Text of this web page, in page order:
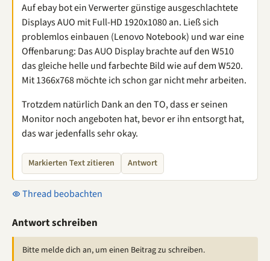
Auf ebay bot ein Verwerter günstige ausgeschlachtete
Displays AUO mit Full-HD 1920x1080 an. Ließ sich
problemlos einbauen (Lenovo Notebook) und war eine
Offenbarung: Das AUO Display brachte auf den W510
das gleiche helle und farbechte Bild wie auf dem W520.
Mit 1366x768 möchte ich schon gar nicht mehr arbeiten.
Trotzdem natürlich Dank an den TO, dass er seinen
Monitor noch angeboten hat, bevor er ihn entsorgt hat,
das war jedenfalls sehr okay.
Markierten Text zitieren Antwort
Thread beobachten
Antwort schreiben
Bitte melde dich an, um einen Beitrag zu schreiben.